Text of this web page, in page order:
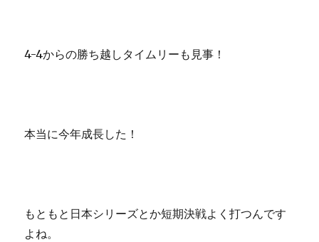
4-4からの勝ち越しタイムリーも見事！
本当に今年成長した！
もともと日本シリーズとか短期決戦よく打つんです
よね。